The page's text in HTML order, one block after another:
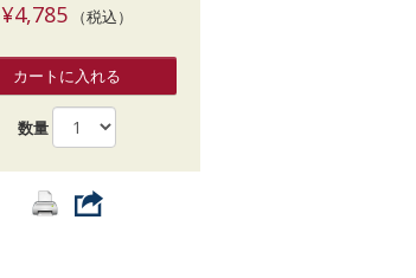
¥4,785（税込）
カートに入れる
数量